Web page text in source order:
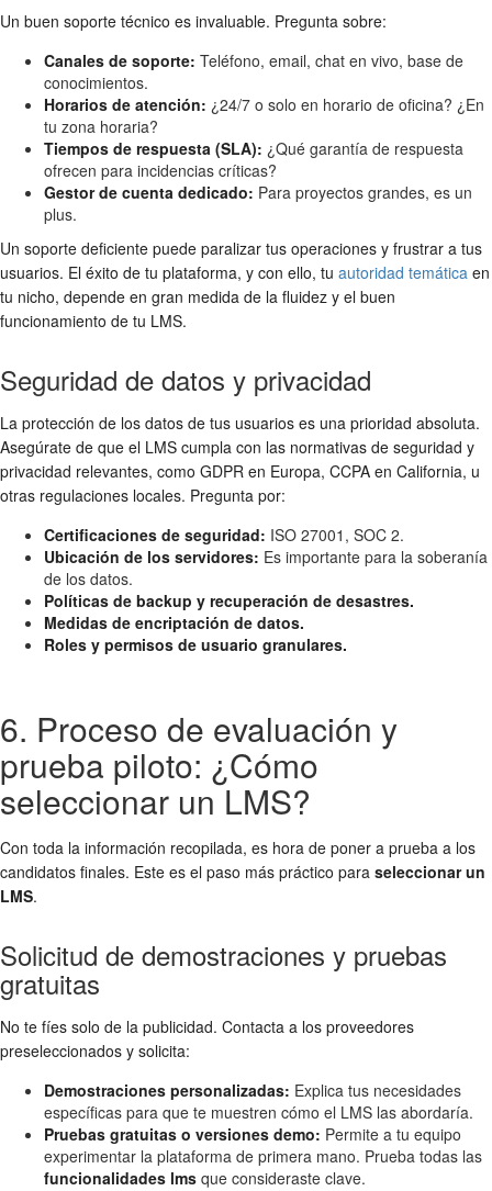
Un buen soporte técnico es invaluable. Pregunta sobre:
Canales de soporte: Teléfono, email, chat en vivo, base de
conocimientos.
Horarios de atención: ¿24/7 o solo en horario de oficina? ¿En
tu zona horaria?
Tiempos de respuesta (SLA): ¿Qué garantía de respuesta
ofrecen para incidencias críticas?
Gestor de cuenta dedicado: Para proyectos grandes, es un
plus.
Un soporte deficiente puede paralizar tus operaciones y frustrar a tus
usuarios. El éxito de tu plataforma, y con ello, tu autoridad temática en
tu nicho, depende en gran medida de la fluidez y el buen
funcionamiento de tu LMS.
Seguridad de datos y privacidad
La protección de los datos de tus usuarios es una prioridad absoluta.
Asegúrate de que el LMS cumpla con las normativas de seguridad y
privacidad relevantes, como GDPR en Europa, CCPA en California, u
otras regulaciones locales. Pregunta por:
Certificaciones de seguridad: ISO 27001, SOC 2.
Ubicación de los servidores: Es importante para la soberanía
de los datos.
Políticas de backup y recuperación de desastres.
Medidas de encriptación de datos.
Roles y permisos de usuario granulares.
6. Proceso de evaluación y
prueba piloto: ¿Cómo
seleccionar un LMS?
Con toda la información recopilada, es hora de poner a prueba a los
candidatos finales. Este es el paso más práctico para seleccionar un
LMS.
Solicitud de demostraciones y pruebas
gratuitas
No te fíes solo de la publicidad. Contacta a los proveedores
preseleccionados y solicita:
Demostraciones personalizadas: Explica tus necesidades
específicas para que te muestren cómo el LMS las abordaría.
Pruebas gratuitas o versiones demo: Permite a tu equipo
experimentar la plataforma de primera mano. Prueba todas las
funcionalidades lms que consideraste clave.